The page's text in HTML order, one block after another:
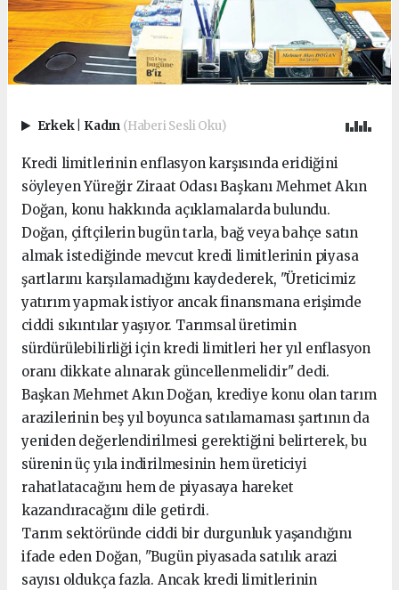
Erkek Kadın (Haberi Sesli Oku)
Kredi limitlerinin enflasyon karşısında eridiğini
söyleyen Yüreğir Ziraat Odası Başkanı Mehmet Akın
Doğan, konu hakkında açıklamalarda bulundu.
Doğan, çiftçilerin bugün tarla, bağ veya bahçe satın
almak istediğinde mevcut kredi limitlerinin piyasa
şartlarını karşılamadığını kaydederek, "Üreticimiz
yatırım yapmak istiyor ancak finansmana erişimde
ciddi sıkıntılar yaşıyor. Tarımsal üretimin
sürdürülebilirliği için kredi limitleri her yıl enflasyon
oranı dikkate alınarak güncellenmelidir" dedi.
Başkan Mehmet Akın Doğan, krediye konu olan tarım
arazilerinin beş yıl boyunca satılamaması şartının da
yeniden değerlendirilmesi gerektiğini belirterek, bu
sürenin üç yıla indirilmesinin hem üreticiyi
rahatlatacağını hem de piyasaya hareket
kazandıracağını dile getirdi.
Tarım sektöründe ciddi bir durgunluk yaşandığını
ifade eden Doğan, "Bugün piyasada satılık arazi
sayısı oldukça fazla. Ancak kredi limitlerinin